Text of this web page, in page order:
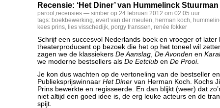
Recensie: ‘Het Diner’ van Hummelinck Stuurman
parool ,recensies — simber op 24 februari 2012 om 02:05 uur
tags: boekbewerking, evert van der meulen, herman koch,
kees prins, lies visschedijk, porgy franssen, renée fokker
Schrijf een succesvol Nederlands boek en vroeger of later
theaterproducent op bezoek die het op het toneel wil
zagen we de klassiekers De Aanslag, De Avonden en
we moderne bestsellers als De Eetclub en De Prooi.
Je kon dus wachten op de vertoneling van de bestseller
Publieksprijswinnaar Het Diner van Herman Koch. Kochs
Prins bewerkte en regisseerde. En dan blijkt (weer) dat
niet altijd een goed idee is, de erg leuke acteurs en de
spijt.